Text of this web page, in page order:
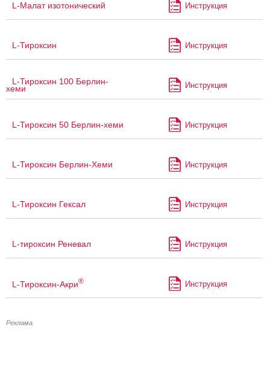
L-Малат изотонический Инструкция
L-Тироксин Инструкция
L-Тироксин 100 Берлин-
хеми Инструкция
L-Тироксин 50 Берлин-хеми Инструкция
L-Тироксин Берлин-Хеми Инструкция
L-Тироксин Гексал Инструкция
L-тироксин Реневал Инструкция
L-Тироксин-Акри® Инструкция
Реклама